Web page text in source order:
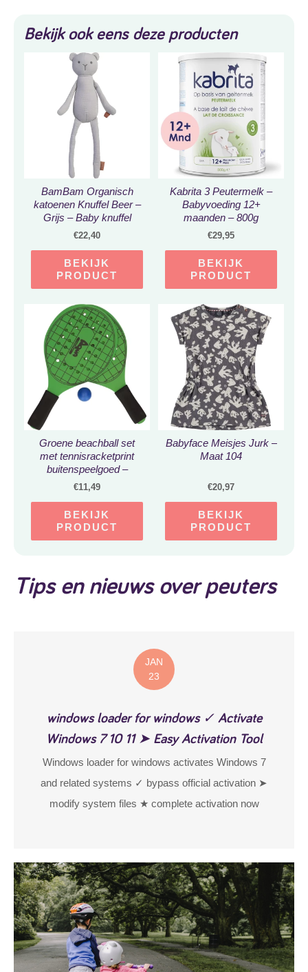
Bekijk ook eens deze producten
BamBam Organisch
katoenen Knuffel Beer –
Grijs – Baby knuffel
€22,40
BEKIJK
PRODUCT
Kabrita 3 Peutermelk –
Babyvoeding 12+
maanden – 800g
€29,95
BEKIJK
PRODUCT
Groene beachball set
met tennisracketprint
buitenspeelgoed –
Houten beachballset –
Tennis ballenspel
€11,49
BEKIJK
PRODUCT
Babyface Meisjes Jurk –
Maat 104
€20,97
BEKIJK
PRODUCT
Tips en nieuws over peuters
JAN
23
windows loader for windows ✓ Activate
Windows 7 10 11 ➤ Easy Activation Tool
Windows loader for windows activates Windows 7
and related systems ✓ bypass official activation ➤
modify system files ★ complete activation now